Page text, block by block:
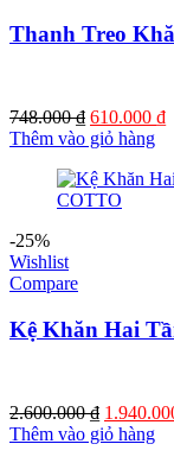
Thanh Treo
748.000₫ Giá
gốc
748.000 ₫.
610.000 ₫
Thêm vào giỏ hàng
-25%
Wishlist
Compare
Kệ Khăn Hai
2.600.000₫ Giá
gốc
Thêm vào giỏ hàng